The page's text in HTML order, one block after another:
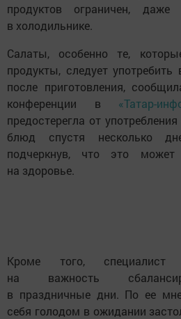
продуктов ограничен,
в холодильнике.
Салаты, особенно те,
продукты, следует
после приготовления,
конференции в «Татар-
предостерегла от
блюд спустя несколько
подчеркнув, что это может
на здоровье.
Кроме того, специалист
на важность
в праздничные дни. По ее
себя голодом в ожидании